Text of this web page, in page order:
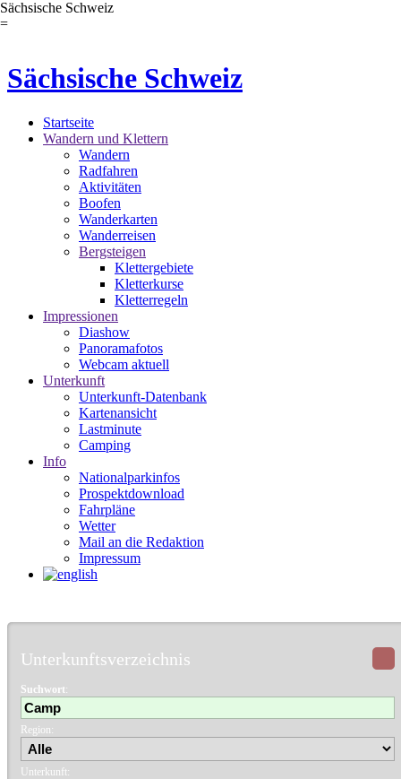
Sächsische Schweiz
=
Sächsische Schweiz
Startseite
Wandern und Klettern
Wandern
Radfahren
Aktivitäten
Boofen
Wanderkarten
Wanderreisen
Bergsteigen
Klettergebiete
Kletterkurse
Kletterregeln
Impressionen
Diashow
Panoramafotos
Webcam aktuell
Unterkunft
Unterkunft-Datenbank
Kartenansicht
Lastminute
Camping
Info
Nationalparkinfos
Prospektdownload
Fahrpläne
Wetter
Mail an die Redaktion
Impressum
Unterkunftsverzeichnis
Suchwort:
Region:
Unterkunft: